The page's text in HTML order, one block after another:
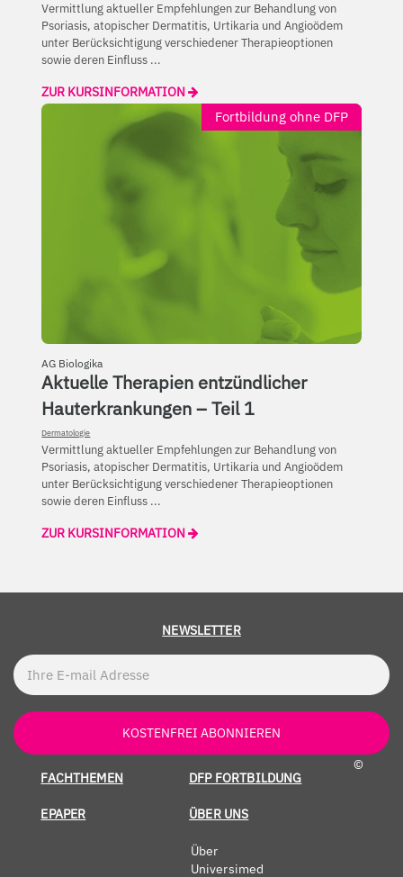
Vermittlung aktueller Empfehlungen zur Behandlung von
Psoriasis, atopischer Dermatitis, Urtikaria und Angioödem
unter Berücksichtigung verschiedener Therapieoptionen
sowie deren Einfluss ...
ZUR KURSINFORMATION
Fortbildung ohne DFP
AG Biologika
Aktuelle Therapien entzündlicher
Hauterkrankungen – Teil 1
Dermatologie
Vermittlung aktueller Empfehlungen zur Behandlung von
Psoriasis, atopischer Dermatitis, Urtikaria und Angioödem
unter Berücksichtigung verschiedener Therapieoptionen
sowie deren Einfluss ...
ZUR KURSINFORMATION
NEWSLETTER
KOSTENFREI ABONNIEREN
FACHTHEMEN DFP FORTBILDUNG
EPAPER ÜBER UNS
Über
Universimed
©